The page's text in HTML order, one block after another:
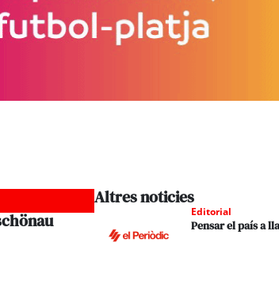
Altres noticies
Editorial
Pensar el país a